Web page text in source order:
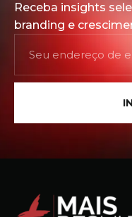
Receba insights
branding e